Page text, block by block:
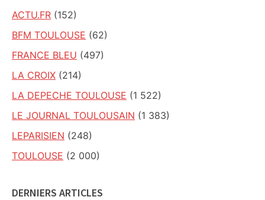
ACTU.FR (152)
BFM TOULOUSE (62)
FRANCE BLEU (497)
LA CROIX (214)
LA DEPECHE TOULOUSE (1 522)
LE JOURNAL TOULOUSAIN (1 383)
LEPARISIEN (248)
TOULOUSE (2 000)
DERNIERS ARTICLES